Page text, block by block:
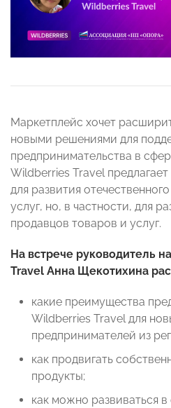
Маркетплейс хочет
новыми решениями для
предпринимательства в
Wildberries Travel
для развития
услуг, но, в частности, для
продавцов товаров и услуг.
На встрече руководитель
Travel Анна Щекотихина
какие преимущества
Wildberries Travel для
предпринимателей из
как продвигать
продукты;
как можно развиваться